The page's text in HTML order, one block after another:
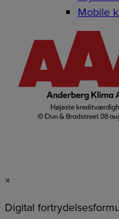
Mobile
×
Digital